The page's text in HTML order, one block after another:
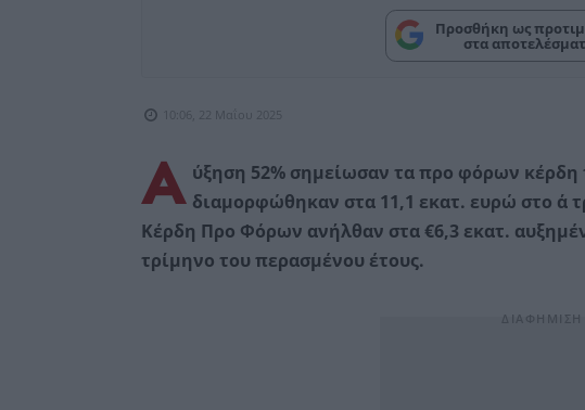
Προσθήκη ως
στα
10:06, 22 Μαΐου 2025
Α ύξηση 52% σημείωσαν τα προ φόρων κέρδη
διαμορφώθηκαν στα 11,1 εκατ. ευρώ στο α΄
Κέρδη Προ Φόρων ανήλθαν στα €6,3 εκατ.
τρίμηνο του περασμένου έτους.